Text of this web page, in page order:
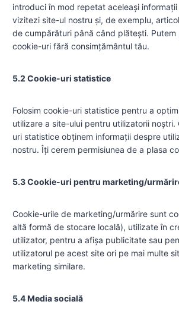
introduci în mod repetat aceleași
vizitezi site-ul nostru și, de exemplu,
de cumpărături până când plătești. Putem
cookie-uri fără consimțământul tău.
5.2 Cookie-uri statistice
Folosim cookie-uri statistice pentru a
utilizare a site-ului pentru utilizatorii noștri.
uri statistice obținem informații despre
nostru. Îți cerem permisiunea de a plasa
5.3 Cookie-uri pentru marketing/
Cookie-urile de marketing/urmărire sunt
altă formă de stocare locală), utilizate în
utilizator, pentru a afișa publicitate sau
utilizatorul pe acest site ori pe mai multe
marketing similare.
5.4 Media socială